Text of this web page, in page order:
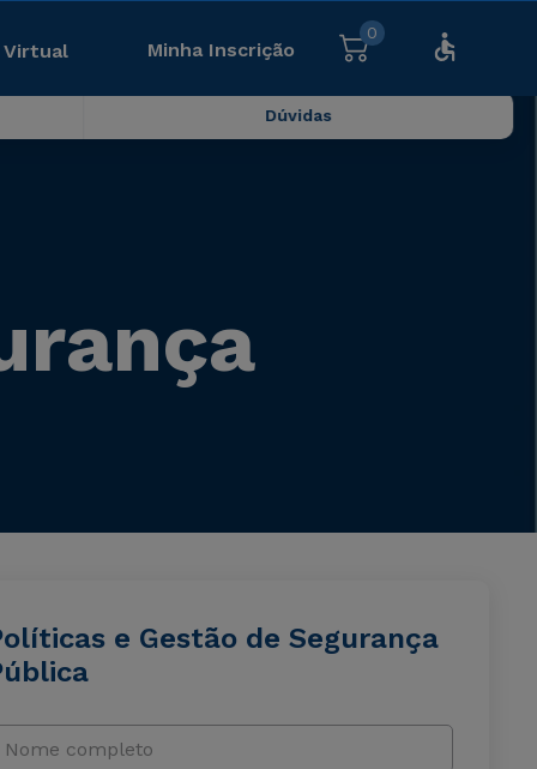
Virtual Minha Inscrição
0
Dúvidas
e Gestão de Segurança
Nome completo